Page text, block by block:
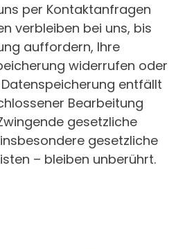
per Kontaktanfragen
verbleiben bei uns, bis
auffordern, Ihre
widerrufen oder
entfällt
Bearbeitung
gesetzliche
gesetzliche
– bleiben unberührt.